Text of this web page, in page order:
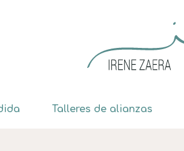
Talleres de alianzas